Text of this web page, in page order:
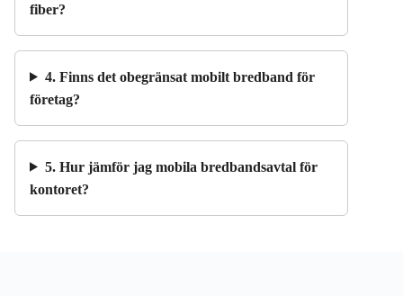
fiber?
4. Finns det obegränsat mobilt bredband för
företag?
5. Hur jämför jag mobila bredbandsavtal för
kontoret?